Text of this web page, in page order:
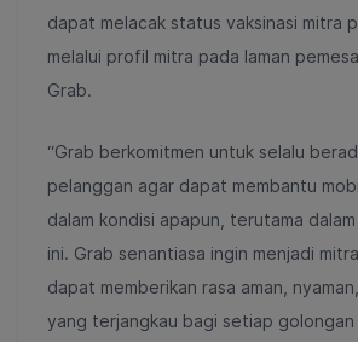
dapat melacak status vaksinasi mitra
melalui profil mitra pada laman
Grab.
“Grab berkomitmen untuk selalu
pelanggan agar dapat membantu
dalam kondisi apapun, terutama
ini. Grab senantiasa ingin menjadi
dapat memberikan rasa aman,
yang terjangkau bagi setiap golongan